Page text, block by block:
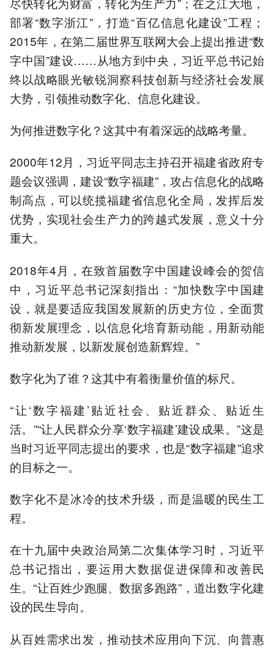
部署“数字浙江”，打造“百亿信息化建设”工程；
2015年，在第二届世界互联网大会上提出推进“数
字中国”建设……从地方到中央，习近平总书记始
终以战略眼光敏锐洞察科技创新与经济社会发展
大势，引领推动数字化、信息化建设。
为何推进数字化？这其中有着深远的战略考量。
2000年12月，习近平同志主持召开福建省政府专
题会议强调，建设“数字福建”，攻占信息化的战略
制高点，可以统揽福建省信息化全局，发挥后发
优势，实现社会生产力的跨越式发展，意义十分
重大。
2018年4月，在致首届数字中国建设峰会的贺信
中，习近平总书记深刻指出：“加快数字中国建
设，就是要适应我国发展新的历史方位，全面贯
彻新发展理念，以信息化培育新动能，用新动能
推动新发展，以新发展创造新辉煌。”
数字化为了谁？这其中有着衡量价值的标尺。
“让‘数字福建’贴近社会、贴近群众、贴近生
活。”“让人民群众分享‘数字福建’建设成果。”这是
当时习近平同志提出的要求，也是“数字福建”追求
的目标之一。
数字化不是冰冷的技术升级，而是温暖的民生工
程。
在十九届中央政治局第二次集体学习时，习近平
总书记指出，要运用大数据促进保障和改善民
生。“让百姓少跑腿、数据多跑路”，道出数字化建
设的民生导向。
从百姓需求出发，推动技术应用向下沉、向普惠